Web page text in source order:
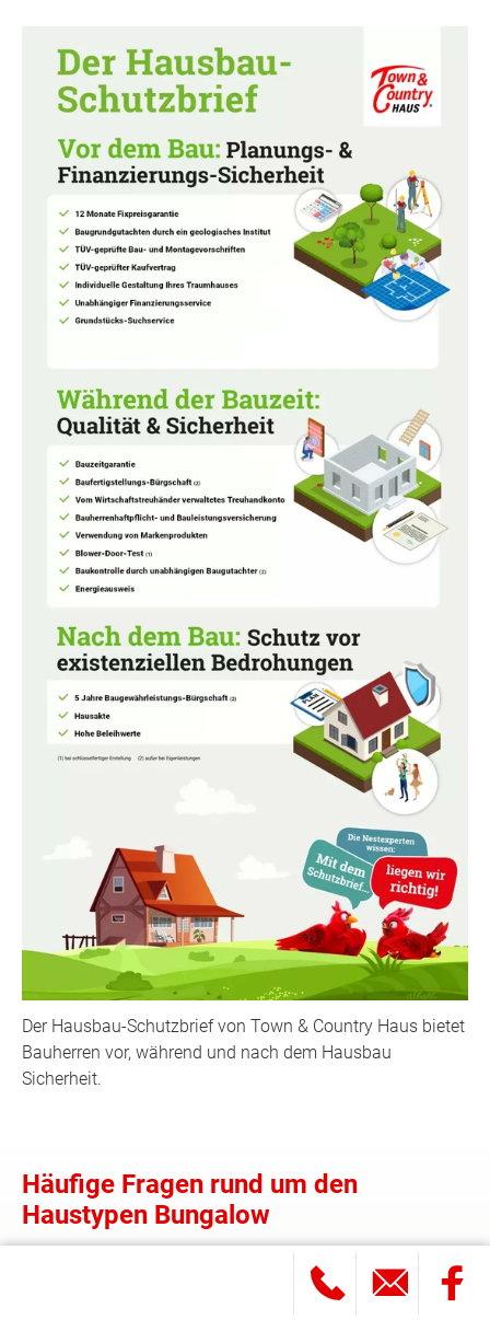
Der Hausbau-Schutzbrief von Town & Country Haus bietet
Bauherren vor, während und nach dem Hausbau
Sicherheit.
Häufige Fragen rund um den
Haustypen Bungalow
Wie viel kostet ein Bungalow? Wie sieht ein
Bungalow aus? Welche Größe hat ein Grundstück